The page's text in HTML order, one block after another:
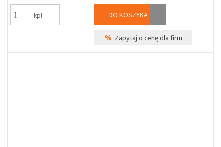
kpl DO KOSZYKA
% Zapytaj o cenę dla firm